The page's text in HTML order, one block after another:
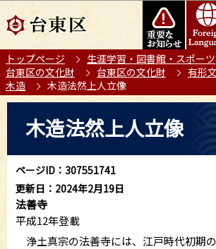
の
ー
ジ
の
このページの本文へ移動
トップページ 生涯学習・図書館・スポーツ
台東区の文化財
台東区の文化財 有形
木造
木造法然上人立像
か
ら
木造法然上人立像
ページID：307551741
更新日：2024年2月19日
法善寺
平成12年登載
浄土真宗の法善寺には、江戸時代初期